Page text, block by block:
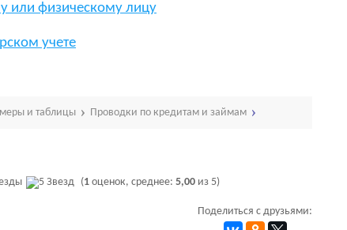
или физическому лицу
учете
и таблицы Проводки по кредитам и займам
(1 оценок, среднее: 5,00 из 5)
Поделиться с друзьями: